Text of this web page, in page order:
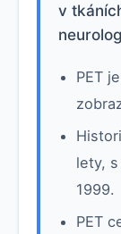
v
PET
lety,
1999.
PET